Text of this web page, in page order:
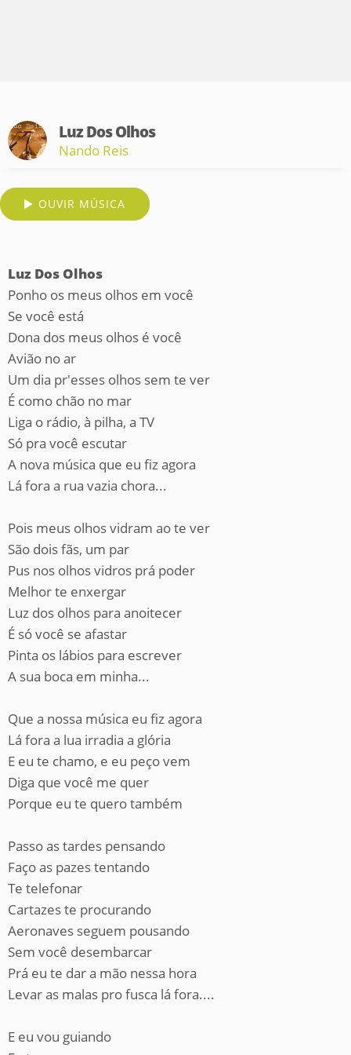
Luz Dos Olhos
Nando Reis
OUVIR MÚSICA
Luz Dos Olhos
Ponho os meus olhos em você
Se você está
Dona dos meus olhos é você
Avião no ar
Um dia pr'esses olhos sem te ver
É como chão no mar
Liga o rádio, à pilha, a TV
Só pra você escutar
A nova música que eu fiz agora
Lá fora a rua vazia chora...
Pois meus olhos vidram ao te ver
São dois fãs, um par
Pus nos olhos vidros prá poder
Melhor te enxergar
Luz dos olhos para anoitecer
É só você se afastar
Pinta os lábios para escrever
A sua boca em minha...
Que a nossa música eu fiz agora
Lá fora a lua irradia a glória
E eu te chamo, e eu peço vem
Diga que você me quer
Porque eu te quero também
Passo as tardes pensando
Faço as pazes tentando
Te telefonar
Cartazes te procurando
Aeronaves seguem pousando
Sem você desembarcar
Prá eu te dar a mão nessa hora
Levar as malas pro fusca lá fora....
E eu vou guiando